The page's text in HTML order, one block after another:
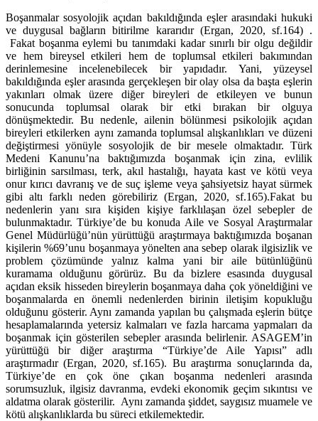
Boşanmalar sosyolojik açıdan bakıldığında eşler arasındaki hukuki
ve duygusal bağların bitirilme kararıdır (Ergan, 2020, sf.164) .
Fakat boşanma eylemi bu tanımdaki kadar sınırlı bir olgu değildir
ve hem bireysel etkileri hem de toplumsal etkileri bakımından
derinlemesine incelenebilecek bir yapıdadır. Yani, yüzeysel
bakıldığında eşler arasında gerçekleşen bir olay olsa da başta eşlerin
yakınları olmak üzere diğer bireyleri de etkileyen ve bunun
sonucunda toplumsal olarak bir etki bırakan bir olguya
dönüşmektedir. Bu nedenle, ailenin bölünmesi psikolojik açıdan
bireyleri etkilerken aynı zamanda toplumsal alışkanlıkları ve düzeni
değiştirmesi yönüyle sosyolojik de bir mesele olmaktadır. Türk
Medeni Kanunu’na baktığımızda boşanmak için zina, evlilik
birliğinin sarsılması, terk, akıl hastalığı, hayata kast ve kötü veya
onur kırıcı davranış ve de suç işleme veya şahsiyetsiz hayat sürmek
gibi altı farklı neden görebiliriz (Ergan, 2020, sf.165).Fakat bu
nedenlerin yanı sıra kişiden kişiye farklılaşan özel sebepler de
bulunmaktadır. Türkiye’de bu konuda Aile ve Sosyal Araştırmalar
Genel Müdürlüğü’nün yürüttüğü araştırmaya baktığımızda boşanan
kişilerin %69’unu boşanmaya yönelten ana sebep olarak ilgisizlik ve
problem çözümünde yalnız kalma yani bir aile bütünlüğünü
kuramama olduğunu görürüz. Bu da bizlere esasında duygusal
açıdan eksik hisseden bireylerin boşanmaya daha çok yöneldiğini ve
boşanmalarda en önemli nedenlerden birinin iletişim kopukluğu
olduğunu gösterir. Aynı zamanda yapılan bu çalışmada eşlerin bütçe
hesaplamalarında yetersiz kalmaları ve fazla harcama yapmaları da
boşanmak için gösterilen sebepler arasında belirlenir. ASAGEM’in
yürüttüğü bir diğer araştırma “Türkiye’de Aile Yapısı” adlı
araştırmadır (Ergan, 2020, sf.165). Bu araştırma sonuçlarında da,
Türkiye’de en çok öne çıkan boşanma nedenleri arasında
sorumsuzluk, ilgisiz davranma, evdeki ekonomik geçim sıkıntısı ve
aldatma olarak gösterilir. Aynı zamanda şiddet, saygısız muamele ve
kötü alışkanlıklarda bu süreci etkilemektedir.